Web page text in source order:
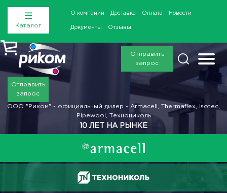
Каталог
О компании Доставка Оплата Новости
Документы Отзывы
Отправить
запрос
Отправить
запрос
ООО "Риком" - официальный дилер - Armacell, Thermaflex, Isotec,
Pipewool, Технониколь
10 ЛЕТ НА РЫНКЕ